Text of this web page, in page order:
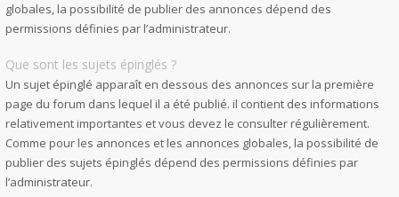
globales, la possibilité de publier des annonces dépend des
permissions définies par l’administrateur.
Que sont les sujets épinglés ?
Un sujet épinglé apparaît en dessous des annonces sur la première
page du forum dans lequel il a été publié. il contient des informations
relativement importantes et vous devez le consulter régulièrement.
Comme pour les annonces et les annonces globales, la possibilité de
publier des sujets épinglés dépend des permissions définies par
l’administrateur.